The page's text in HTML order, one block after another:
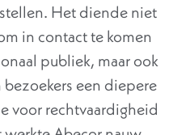
Het diende niet
in contact te komen
publiek, maar ook
een diepere
voor rechtvaardigheid